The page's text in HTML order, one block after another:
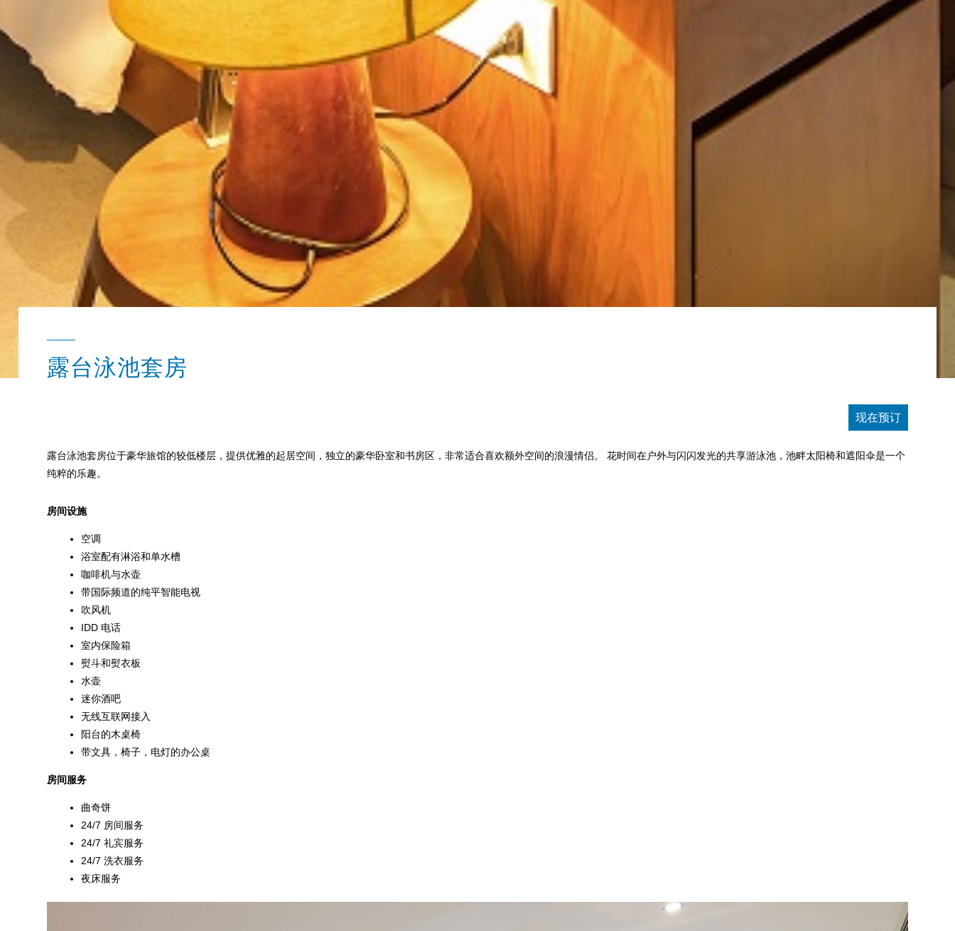
露台泳池套房
现在预订
露台泳池套房位于豪华旅馆的较低楼层，提供优雅的起居空间，独立的豪华卧室和书房区，非常适合喜欢额外空间的浪漫情侣。 花时间在户外与闪闪发光的共享游泳池，池畔太阳椅和遮阳伞是一个
纯粹的乐趣。
房间设施
空调
浴室配有淋浴和单水槽
咖啡机与水壶
带国际频道的纯平智能电视
吹风机
IDD 电话
室内保险箱
熨斗和熨衣板
水壶
迷你酒吧
无线互联网接入
阳台的木桌椅
带文具，椅子，电灯的办公桌
房间服务
曲奇饼
24/7 房间服务
24/7 礼宾服务
24/7 洗衣服务
夜床服务